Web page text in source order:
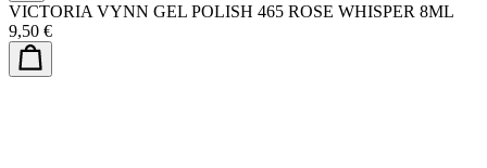
VICTORIA VYNN GEL POLISH 465 ROSE WHISPER 8ML
9,50 €